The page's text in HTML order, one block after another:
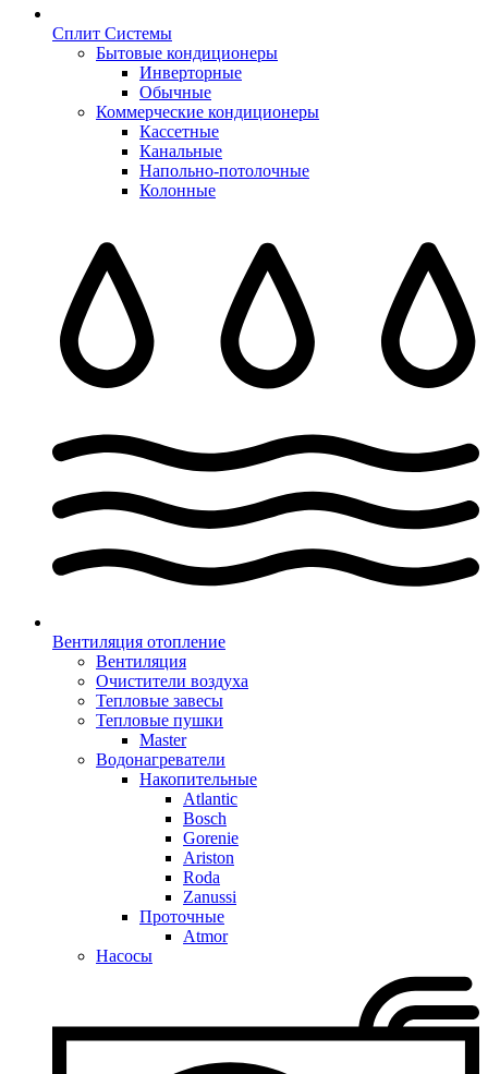
Сплит Системы
Бытовые кондиционеры
Инверторные
Обычные
Коммерческие кондиционеры
Кассетные
Канальные
Напольно-потолочные
Колонные
Вентиляция отопление
Вентиляция
Очистители воздуха
Тепловые завесы
Тепловые пушки
Master
Водонагреватели
Накопительные
Atlantic
Bosch
Gorenie
Ariston
Roda
Zanussi
Проточные
Atmor
Насосы